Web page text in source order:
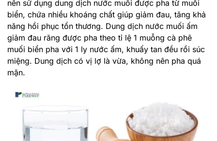
nên sử dụng dung dịch nước muối được pha từ muối
biển, chứa nhiều khoáng chất giúp giảm đau, tăng khả
năng hồi phục tổn thương. Dung dịch nước muối ấm
giảm đau răng được pha theo tỉ lệ 1 muỗng cà phê
muối biển pha với 1 ly nước ấm, khuấy tan đều rồi súc
miệng. Dung dịch có vị lợ là vừa, không nên pha quá
mặn.